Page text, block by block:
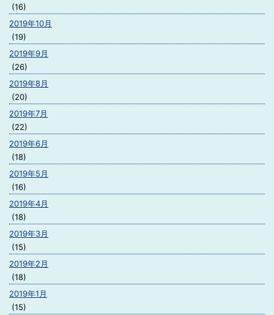
(16)
2019年10月
(19)
2019年9月
(26)
2019年8月
(20)
2019年7月
(22)
2019年6月
(18)
2019年5月
(16)
2019年4月
(18)
2019年3月
(15)
2019年2月
(18)
2019年1月
(15)